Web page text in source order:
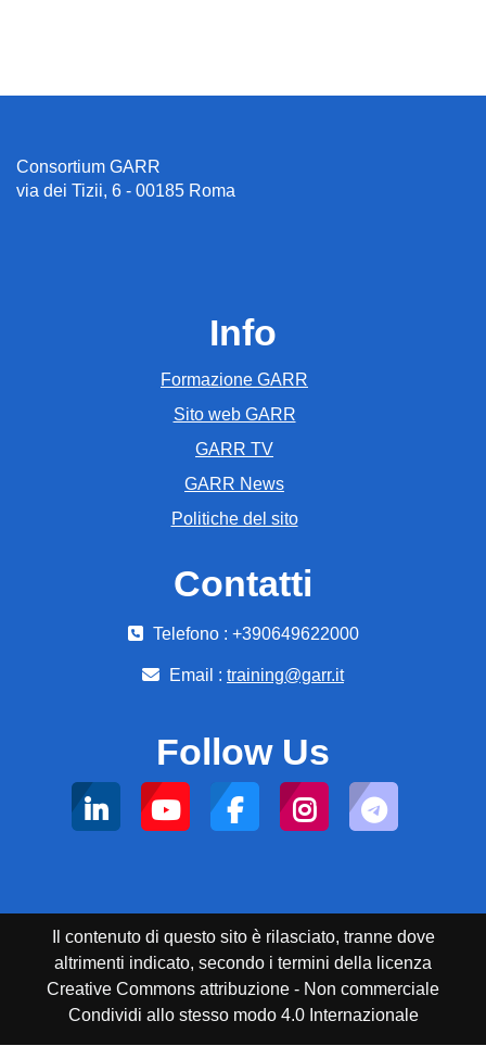
Consortium GARR
via dei Tizii, 6 - 00185 Roma
Info
Formazione GARR
Sito web GARR
GARR TV
GARR News
Politiche del sito
Contatti
Telefono : +390649622000
Email : training@garr.it
Follow Us
Il contenuto di questo sito è rilasciato, tranne dove
altrimenti indicato, secondo i termini della licenza
Creative Commons attribuzione - Non commerciale
Condividi allo stesso modo 4.0 Internazionale